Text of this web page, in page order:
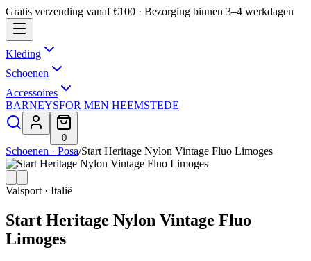
Gratis verzending vanaf €100 · Bezorging binnen 3–4 werkdagen
Kleding
Schoenen
Accessoires
BARNEYSFOR MEN HEEMSTEDE
0
Schoenen · Posa/Start Heritage Nylon Vintage Fluo Limoges
Valsport · Italië
Start Heritage Nylon Vintage Fluo
Limoges